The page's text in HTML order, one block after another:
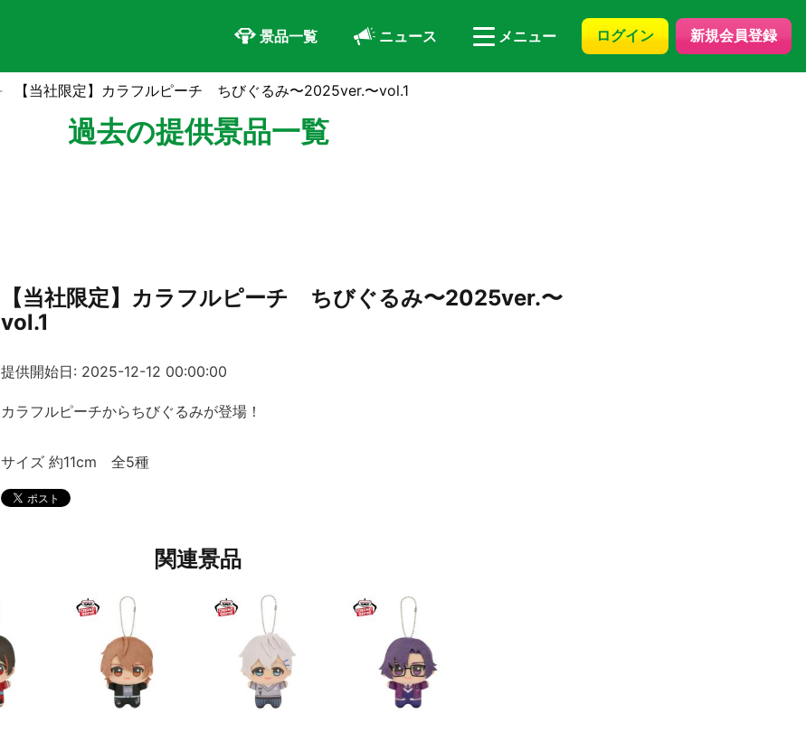
景品一覧 ニュース メニュー ログイン 新規会員登録
【当社限定】カラフルピーチ ちびぐるみ〜2025ver.〜vol.1
過去の提供景品一覧
【当社限定】カラフルピーチ ちびぐるみ〜2025ver.〜
vol.1
提供開始日: 2025-12-12 00:00:00
カラフルピーチからちびぐるみが登場！
サイズ 約11cm 全5種
関連景品